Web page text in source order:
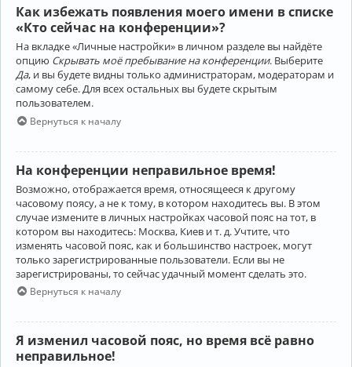
Как избежать появления моего имени в списке
«Кто сейчас на конференции»?
На вкладке «Личные настройки» в личном разделе вы найдёте
опцию Скрывать моё пребывание на конференции. Выберите
Да, и вы будете видны только администраторам, модераторам и
самому себе. Для всех остальных вы будете скрытым
пользователем.
Вернуться к началу
На конференции неправильное время!
Возможно, отображается время, относящееся к другому
часовому поясу, а не к тому, в котором находитесь вы. В этом
случае измените в личных настройках часовой пояс на тот, в
котором вы находитесь: Москва, Киев и т. д. Учтите, что
изменять часовой пояс, как и большинство настроек, могут
только зарегистрированные пользователи. Если вы не
зарегистрированы, то сейчас удачный момент сделать это.
Вернуться к началу
Я изменил часовой пояс, но время всё равно
неправильное!